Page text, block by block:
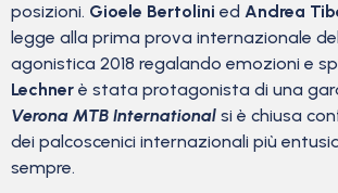
posizioni. Gioele Bertolini ed Andrea
legge alla prima prova internazionale
agonistica 2018 regalando emozioni e
Lechner è stata protagonista di una
Verona MTB International si è chiusa
dei palcoscenici internazionali più
sempre.